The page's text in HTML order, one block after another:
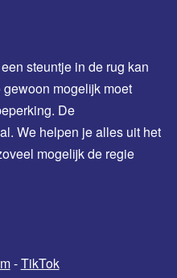
steuntje in de rug kan
mogelijk moet
eperking. De
We helpen je alles uit het
mogelijk de regie
-TikTok